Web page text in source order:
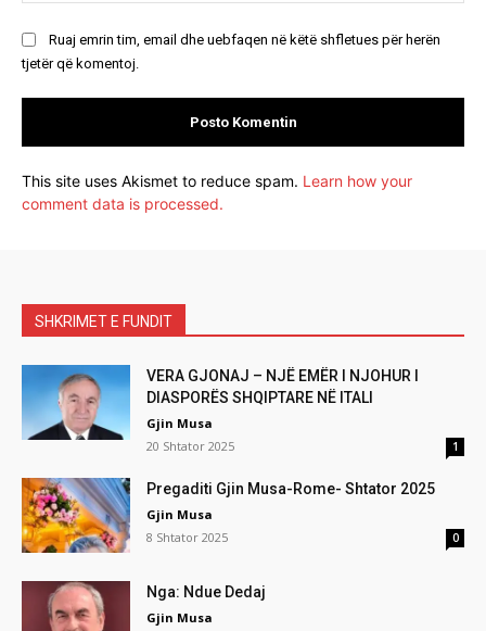
Ruaj emrin tim, email dhe uebfaqen në këtë shfletues për herën
tjetër që komentoj.
This site uses Akismet to reduce spam. Learn how your
comment data is processed.
SHKRIMET E FUNDIT
VERA GJONAJ – NJË EMËR I NJOHUR I
DIASPORËS SHQIPTARE NË ITALI
Gjin Musa
20 Shtator 2025
1
Pregaditi Gjin Musa-Rome- Shtator 2025
Gjin Musa
8 Shtator 2025
0
Nga: Ndue Dedaj
Gjin Musa